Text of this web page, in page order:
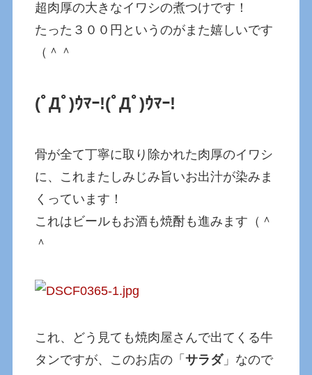
超肉厚の大きなイワシの煮つけです！
たった３００円というのがまた嬉しいです
（＾＾
(ﾟДﾟ)ｳﾏｰ!(ﾟДﾟ)ｳﾏｰ!
骨が全て丁寧に取り除かれた肉厚のイワシ
に、これまたしみじみ旨いお出汁が染みま
くっています！
これはビールもお酒も焼酎も進みます（＾
＾
これ、どう見ても焼肉屋さんで出てくる牛
タンですが、このお店の「サラダ」なので